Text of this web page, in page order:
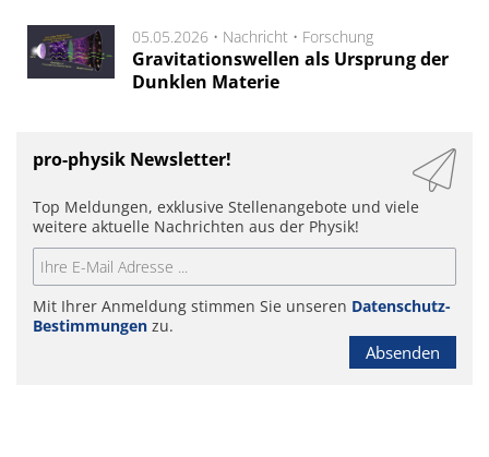
05.05.2026 • Nachricht • Forschung
Gravitationswellen als Ursprung der
Dunklen Materie
pro-physik Newsletter!
Top Meldungen, exklusive Stellenangebote und viele
weitere aktuelle Nachrichten aus der Physik!
Mit Ihrer Anmeldung stimmen Sie unseren Datenschutz-
Bestimmungen zu.
Absenden